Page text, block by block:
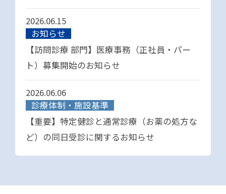
2026.06.15
お知らせ
【訪問診療 部門】医療事務（正社員・パー
ト）募集開始のお知らせ
2026.06.06
診療体制・施設基準
【重要】特定健診と通常診療（お薬の処方な
ど）の同日受診に関するお知らせ